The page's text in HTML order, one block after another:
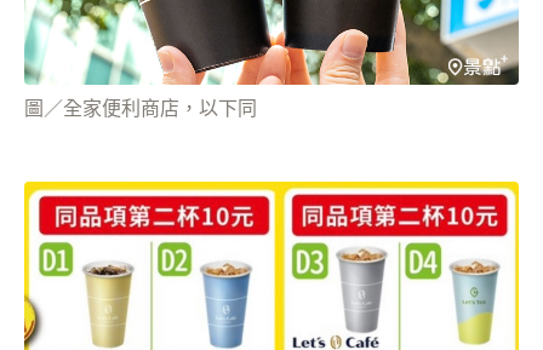
圖／全家便利商店，以下同